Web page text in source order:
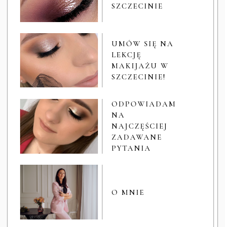
SZCZECINIE
UMÓW SIĘ NA
LEKCJĘ
MAKIJAŻU W
SZCZECINIE!
ODPOWIADAM
NA
NAJCZĘŚCIEJ
ZADAWANE
PYTANIA
O MNIE